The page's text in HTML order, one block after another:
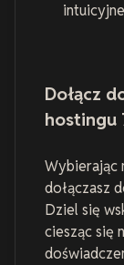
Dołącz
hostingu
Wybierając
dołączasz
Dziel się
ciesząc się